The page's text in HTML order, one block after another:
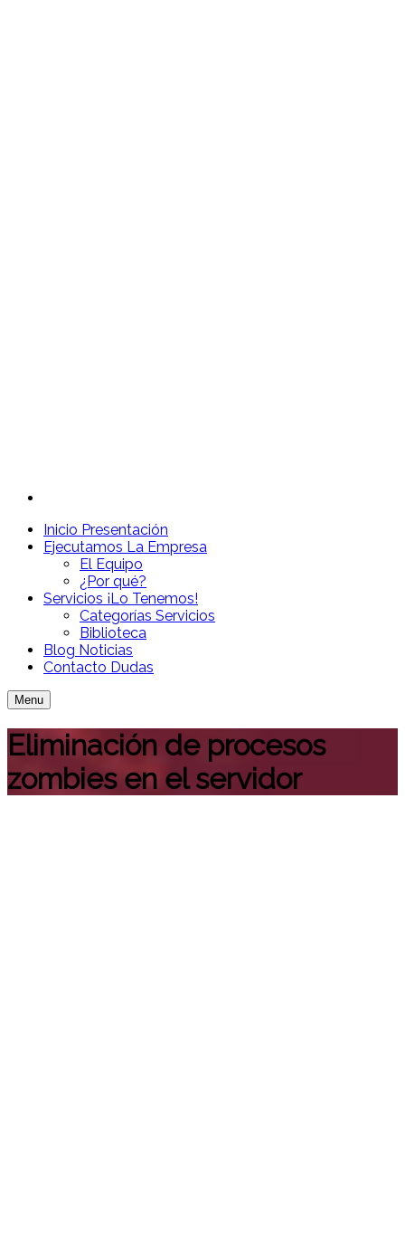
Inicio Presentación
Ejecutamos La Empresa
El Equipo
¿Por qué?
Servicios ¡Lo Tenemos!
Categorías Servicios
Biblioteca
Blog Noticias
Contacto Dudas
Menu
Eliminación de procesos
zombies en el servidor